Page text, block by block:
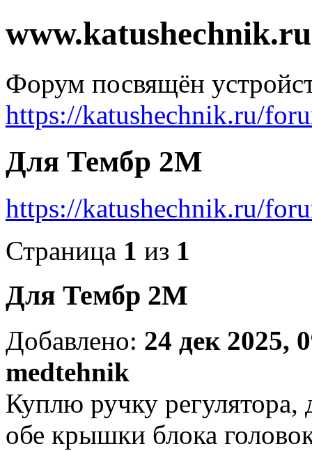
www.katushechnik.ru
Форум посвящён
https://katushechnik.ru/
Для Тембр 2М
https://katushechnik.ru/
Страница 1 из 1
Для Тембр 2М
Добавлено: 24 дек 2025,
medtehnik
Куплю ручку
обе крышки блока